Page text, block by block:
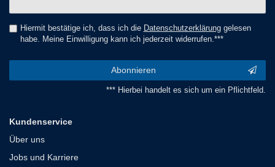
Hiermit bestätige ich, dass ich die Daten­schutz­erklärunggelesen
habe. Meine Einwilligung kann ich jederzeit widerrufen.***
Abonnieren
*** Hierbei handelt es sich um ein Pflichtfeld.
Kundenservice
Über uns
Jobs und Karriere